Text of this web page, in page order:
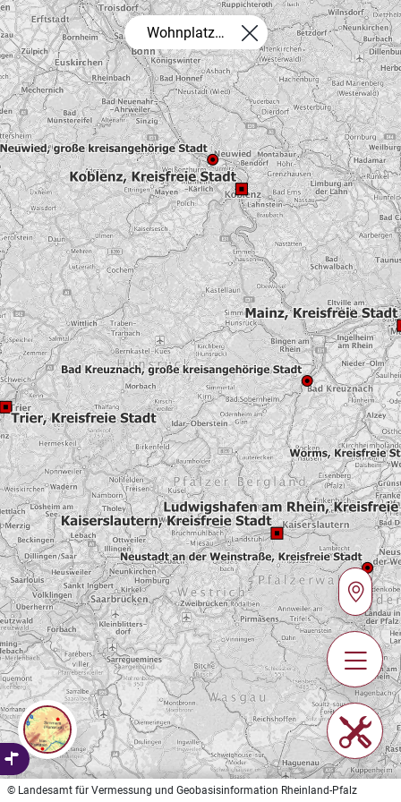
Wohnplatzverzeichnis Rheinland-Pfalz
© Landesamt für Vermessung und Geobasisinformation Rheinland-Pfalz